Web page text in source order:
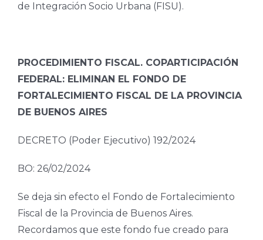
de Integración Socio Urbana (FISU).
PROCEDIMIENTO FISCAL. COPARTICIPACIÓN
FEDERAL: ELIMINAN EL FONDO DE
FORTALECIMIENTO FISCAL DE LA PROVINCIA
DE BUENOS AIRES
DECRETO (Poder Ejecutivo) 192/2024
BO: 26/02/2024
Se deja sin efecto el Fondo de Fortalecimiento
Fiscal de la Provincia de Buenos Aires.
Recordamos que este fondo fue creado para